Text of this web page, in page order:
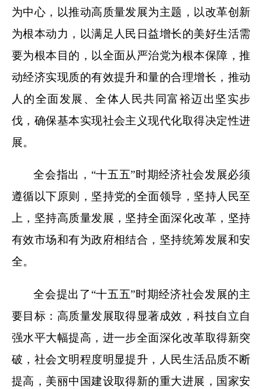
为中心，以推动高质量发展为主题，以改革创新
为根本动力，以满足人民日益增长的美好生活需
要为根本目的，以全面从严治党为根本保障，推
动经济实现质的有效提升和量的合理增长，推动
人的全面发展、全体人民共同富裕迈出坚实步
伐，确保基本实现社会主义现代化取得决定性进
展。
全会指出，“十五五”时期经济社会发展必须
遵循以下原则，坚持党的全面领导，坚持人民至
上，坚持高质量发展，坚持全面深化改革，坚持
有效市场和有为政府相结合，坚持统筹发展和安
全。
全会提出了“十五五”时期经济社会发展的主
要目标：高质量发展取得显著成效，科技自立自
强水平大幅提高，进一步全面深化改革取得新突
破，社会文明程度明显提升，人民生活品质不断
提高，美丽中国建设取得新的重大进展，国家安